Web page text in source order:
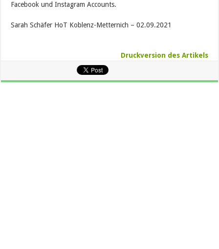
Facebook und Instagram Accounts.
Sarah Schäfer HoT Koblenz-Metternich – 02.09.2021
Druckversion des Artikels